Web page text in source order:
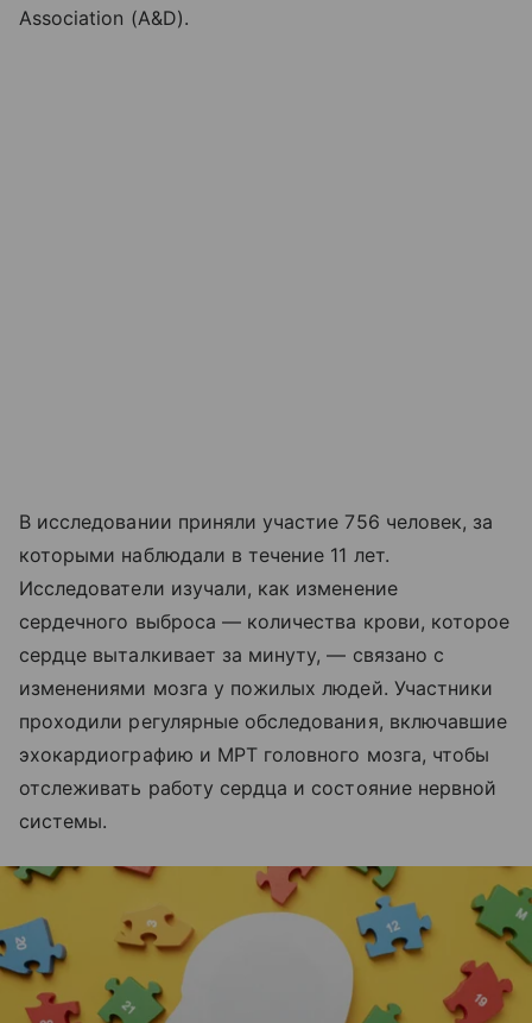
Association (A&D).
В исследовании приняли участие 756 человек, за
которыми наблюдали в течение 11 лет.
Исследователи изучали, как изменение
сердечного выброса — количества крови, которое
сердце выталкивает за минуту, — связано с
изменениями мозга у пожилых людей. Участники
проходили регулярные обследования, включавшие
эхокардиографию и МРТ головного мозга, чтобы
отслеживать работу сердца и состояние нервной
системы.